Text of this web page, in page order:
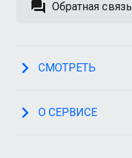
Обратная связь
СМОТРЕТЬ
О СЕРВИСЕ